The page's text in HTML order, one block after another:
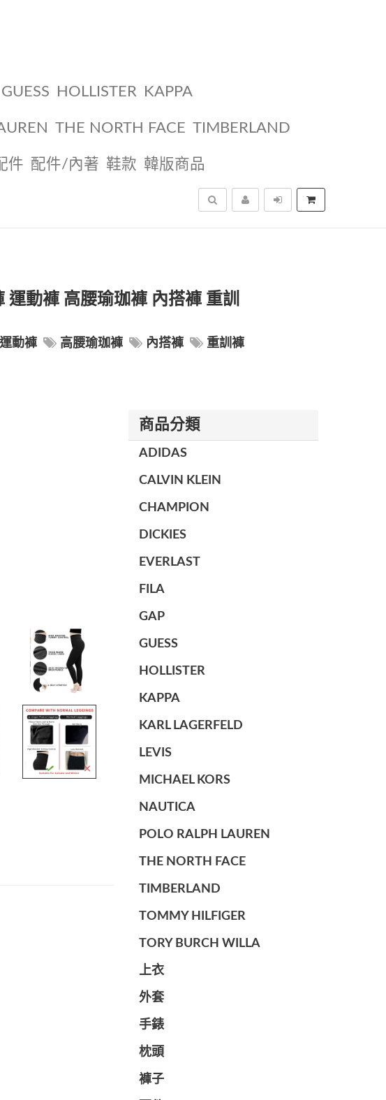
GUESS HOLLISTER KAPPA
THE NORTH FACE TIMBERLAND
件 配件/內著 鞋款 韓版商品
搜尋
動褲 高腰瑜珈褲 內搭褲 重訓
運動褲 高腰瑜珈褲 內搭褲 重訓褲
商品分類
ADIDAS
CALVIN KLEIN
CHAMPION
DICKIES
EVERLAST
FILA
GAP
GUESS
HOLLISTER
KAPPA
KARL LAGERFELD
LEVIS
MICHAEL KORS
NAUTICA
POLO RALPH LAUREN
THE NORTH FACE
TIMBERLAND
TOMMY HILFIGER
TORY BURCH WILLA
上衣
外套
手錶
枕頭
褲子